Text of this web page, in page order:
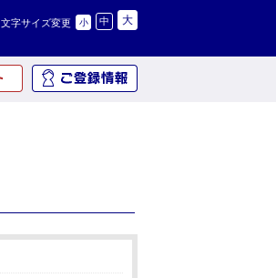
文字サイズ変更 小 中 大